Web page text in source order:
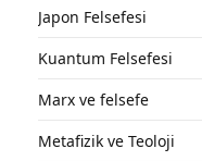
Japon Felsefesi
Kuantum Felsefesi
Marx ve felsefe
Metafizik ve Teoloji